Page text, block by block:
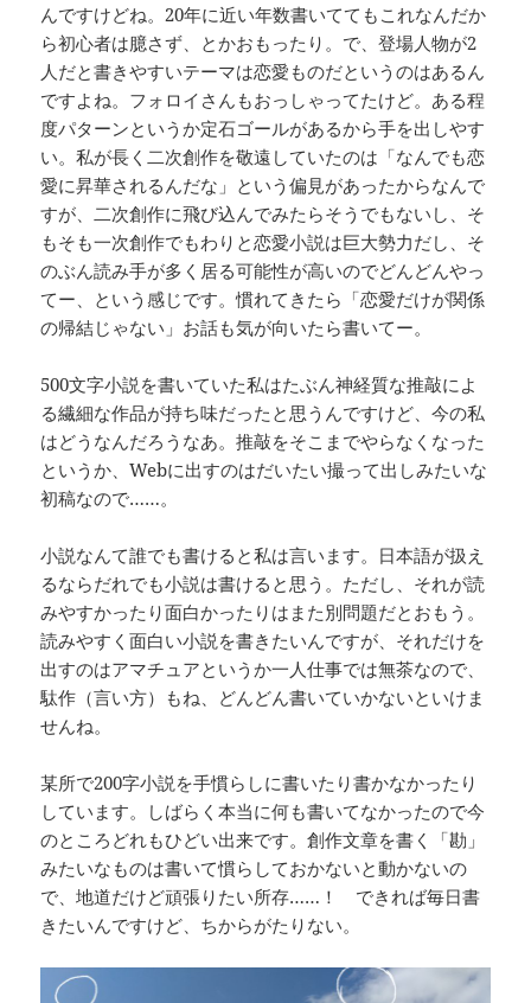
んですけどね。20年に近い年数書いててもこれなんだか
ら初心者は臆さず、とかおもったり。で、登場人物が2
人だと書きやすいテーマは恋愛ものだというのはあるん
ですよね。フォロイさんもおっしゃってたけど。ある程
度パターンというか定石ゴールがあるから手を出しやす
い。私が長く二次創作を敬遠していたのは「なんでも恋
愛に昇華されるんだな」という偏見があったからなんで
すが、二次創作に飛び込んでみたらそうでもないし、そ
もそも一次創作でもわりと恋愛小説は巨大勢力だし、そ
のぶん読み手が多く居る可能性が高いのでどんどんやっ
てー、という感じです。慣れてきたら「恋愛だけが関係
の帰結じゃない」お話も気が向いたら書いてー。
500文字小説を書いていた私はたぶん神経質な推敲によ
る繊細な作品が持ち味だったと思うんですけど、今の私
はどうなんだろうなあ。推敲をそこまでやらなくなった
というか、Webに出すのはだいたい撮って出しみたいな
初稿なので……。
小説なんて誰でも書けると私は言います。日本語が扱え
るならだれでも小説は書けると思う。ただし、それが読
みやすかったり面白かったりはまた別問題だとおもう。
読みやすく面白い小説を書きたいんですが、それだけを
出すのはアマチュアというか一人仕事では無茶なので、
駄作（言い方）もね、どんどん書いていかないといけま
せんね。
某所で200字小説を手慣らしに書いたり書かなかったり
しています。しばらく本当に何も書いてなかったので今
のところどれもひどい出来です。創作文章を書く「勘」
みたいなものは書いて慣らしておかないと動かないの
で、地道だけど頑張りたい所存……！ できれば毎日書
きたいんですけど、ちからがたりない。